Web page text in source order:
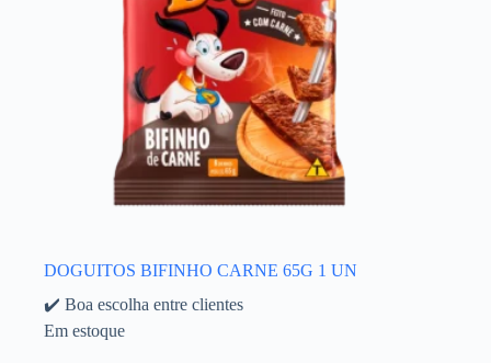
DOGUITOS BIFINHO CARNE 65G 1 UN
✔️ Boa escolha entre clientes
Em estoque